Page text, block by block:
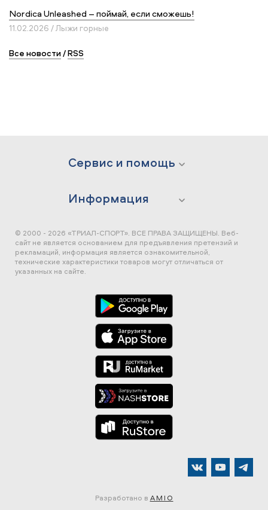
Nordica Unleashed – поймай, если сможешь!
11.02.2026 / Лыжи горные
Все новости/RSS
Сервис и помощь
Информация
© 2000 - 2026 «ТРИАЛ-СПОРТ». ВСЕ ПРАВА ЗАЩИЩЕНЫ. Веб-
сайт не является основанием для предъявления претензий и
рекламаций, информация является ознакомительной,
технические характеристики товаров могут отличаться от
указанных на сайте.
Разработано в AMIO